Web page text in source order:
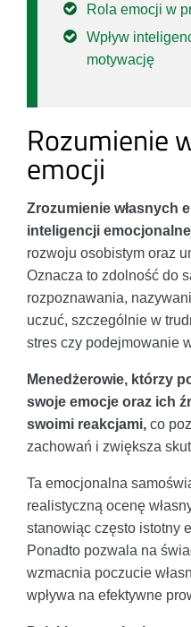
Rola emocji w
Wpływ
motywację
Rozumienie
emocji
Zrozumienie własnych
inteligencji
rozwoju osobistym oraz
Oznacza to zdolność do
rozpoznawania,
uczuć, szczególnie w
stres czy podejmowanie
Menedżerowie, którzy
swoje emocje oraz ich
swoimi reakcjami, co
zachowań i zwiększa
Ta emocjonalna
realistyczną ocenę
stanowiąc często istotny
Ponadto pozwala na
wzmacnia poczucie
wpływa na efektywne